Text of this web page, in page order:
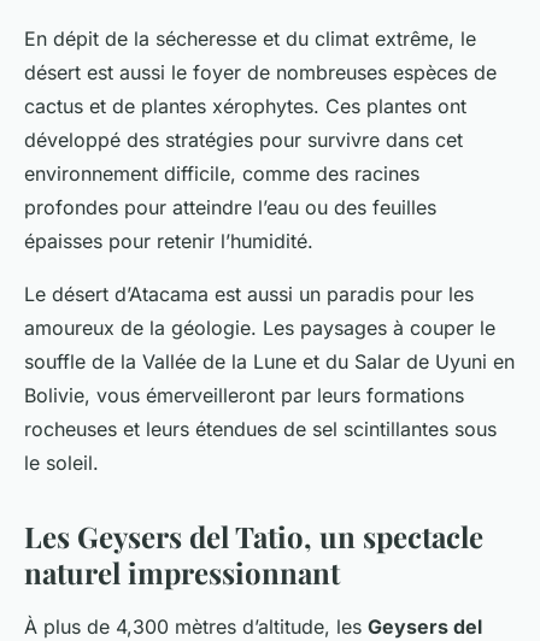
En dépit de la sécheresse et du climat extrême, le
désert est aussi le foyer de nombreuses espèces de
cactus et de plantes xérophytes. Ces plantes ont
développé des stratégies pour survivre dans cet
environnement difficile, comme des racines
profondes pour atteindre l’eau ou des feuilles
épaisses pour retenir l’humidité.
Le désert d’Atacama est aussi un paradis pour les
amoureux de la géologie. Les paysages à couper le
souffle de la Vallée de la Lune et du Salar de Uyuni en
Bolivie, vous émerveilleront par leurs formations
rocheuses et leurs étendues de sel scintillantes sous
le soleil.
Les Geysers del Tatio, un spectacle
naturel impressionnant
À plus de 4,300 mètres d’altitude, les Geysers del